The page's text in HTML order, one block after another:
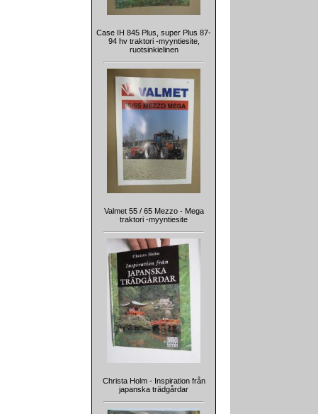
Case IH 845 Plus, super Plus 87-
94 hv traktori -myyntiesite,
ruotsinkielinen
Valmet 55 / 65 Mezzo - Mega
traktori -myyntiesite
Christa Holm - Inspiration från
japanska trädgårdar